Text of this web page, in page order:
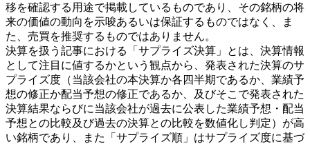
移を確認する用途で掲載しているものであり、その銘柄の将
来の価値の動向を示唆あるいは保証するものではなく、ま
た、売買を推奨するものではありません。
決算を扱う記事における「サプライズ決算」とは、決算情報
として注目に値するかという観点から、発表された決算のサ
プライズ度（当該会社の本決算か各四半期であるか、業績予
想の修正か配当予想の修正であるか、及びそこで発表された
決算結果ならびに当該会社が過去に公表した業績予想・配当
予想との比較及び過去の決算との比較を数値化し判定）が高
い銘柄であり、また「サプライズ順」はサプライズ度に基づ